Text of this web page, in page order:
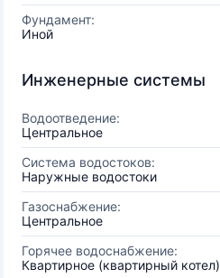
Фундамент:
Иной
Инженерные системы
Водоотведение:
Центральное
Система водостоков:
Наружные водостоки
Газоснабжение:
Центральное
Горячее водоснабжение:
Квартирное (квартирный котел)